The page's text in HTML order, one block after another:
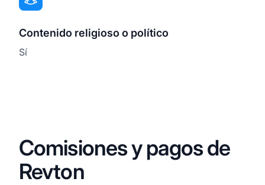
Contenido religioso o político
Sí
Comisiones y pagos de
Revton